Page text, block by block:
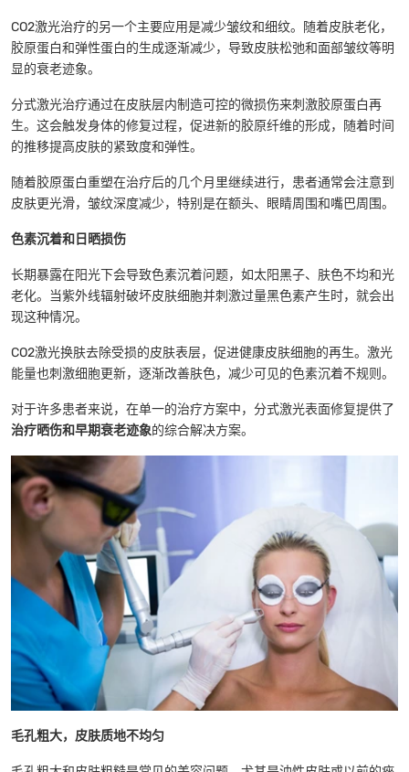
CO2激光治疗的另一个主要应用是减少皱纹和细纹。随着皮肤老化，
胶原蛋白和弹性蛋白的生成逐渐减少，导致皮肤松弛和面部皱纹等明
显的衰老迹象。
分式激光治疗通过在皮肤层内制造可控的微损伤来刺激胶原蛋白再
生。这会触发身体的修复过程，促进新的胶原纤维的形成，随着时间
的推移提高皮肤的紧致度和弹性。
随着胶原蛋白重塑在治疗后的几个月里继续进行，患者通常会注意到
皮肤更光滑，皱纹深度减少，特别是在额头、眼睛周围和嘴巴周围。
色素沉着和日晒损伤
长期暴露在阳光下会导致色素沉着问题，如太阳黑子、肤色不均和光
老化。当紫外线辐射破坏皮肤细胞并刺激过量黑色素产生时，就会出
现这种情况。
CO2激光换肤去除受损的皮肤表层，促进健康皮肤细胞的再生。激光
能量也刺激细胞更新，逐渐改善肤色，减少可见的色素沉着不规则。
对于许多患者来说，在单一的治疗方案中，分式激光表面修复提供了
治疗晒伤和早期衰老迹象的综合解决方案。
毛孔粗大，皮肤质地不均匀